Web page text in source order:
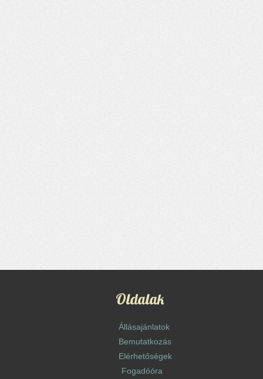
Oldalak
Állásajánlatok
Bemutatkozás
Elérhetőségek
Fogadóóra